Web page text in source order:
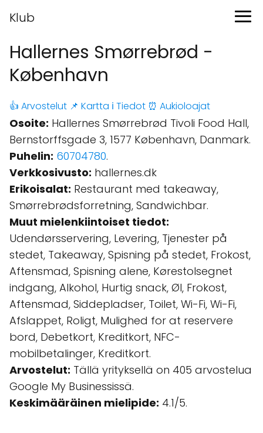
Klub
Hallernes Smørrebrød -
København
👍 Arvostelut 📌 Kartta ℹ️ Tiedot ⏰ Aukioloajat
Osoite: Hallernes Smørrebrød Tivoli Food Hall,
Bernstorffsgade 3, 1577 København, Danmark.
Puhelin: 60704780.
Verkkosivusto: hallernes.dk
Erikoisalat: Restaurant med takeaway,
Smørrebrødsforretning, Sandwichbar.
Muut mielenkiintoiset tiedot:
Udendørsservering, Levering, Tjenester på
stedet, Takeaway, Spisning på stedet, Frokost,
Aftensmad, Spisning alene, Kørestolsegnet
indgang, Alkohol, Hurtig snack, Øl, Frokost,
Aftensmad, Siddepladser, Toilet, Wi-Fi, Wi-Fi,
Afslappet, Roligt, Mulighed for at reservere
bord, Debetkort, Kreditkort, NFC-
mobilbetalinger, Kreditkort.
Arvostelut: Tällä yrityksellä on 405 arvostelua
Google My Businessissä.
Keskimääräinen mielipide: 4.1/5.